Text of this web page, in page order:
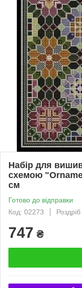
Набір для
схемою
см
Готово до відправки
Код: 02273
Роздріб
747 ₴